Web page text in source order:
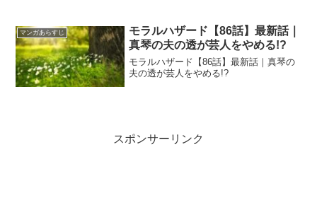
マンガあらすじ
モラルハザード【86話】最新話｜
真琴の夫の透が芸人をやめる!?
モラルハザード【86話】最新話｜真琴の
夫の透が芸人をやめる!?
スポンサーリンク